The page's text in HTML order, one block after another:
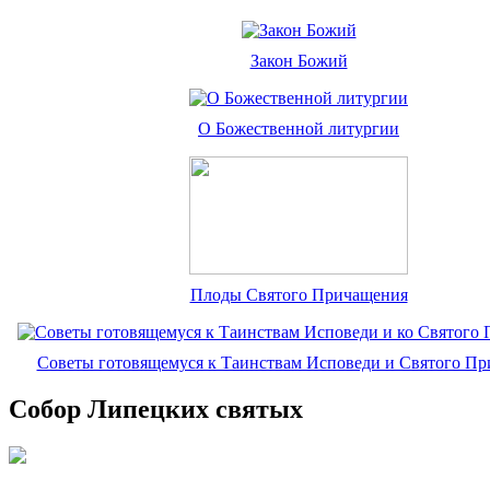
Закон Божий
О Божественной литургии
Плоды Святого Причащения
Советы готовящемуся к Таинствам Исповеди и Святого
Собор Липецких святых